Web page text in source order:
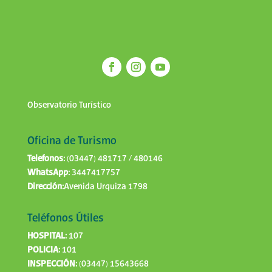
Observatorio Turístico
Oficina de Turismo
Telefonos:(03447) 481717 / 480146
WhatsApp:3447417757
Dirección:Avenida Urquiza 1798
Teléfonos Útiles
HOSPITAL:107
POLICIA:101
INSPECCIÓN:(03447) 15643668